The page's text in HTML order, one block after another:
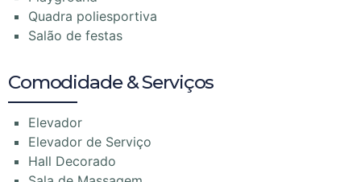
Quadra poliesportiva
Salão de festas
Comodidade & Serviços
Elevador
Elevador de Serviço
Hall Decorado